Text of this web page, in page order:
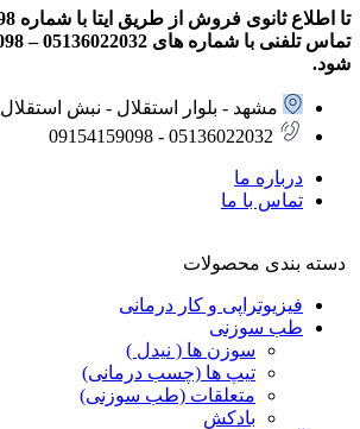
شود.
مشهد - بلوار استقلال - نبش استقلال 7 - پلاک 37
05136022032 - 09154159098
درباره ما
تماس با ما
دسته بندی محصولات
فیزیوتراپی و کار درمانی
طب سوزنی
سوزن ها ( نیدل )
تیپ ها (چسب درمانی)
متعلقات (طب سوزنی)
بادکش